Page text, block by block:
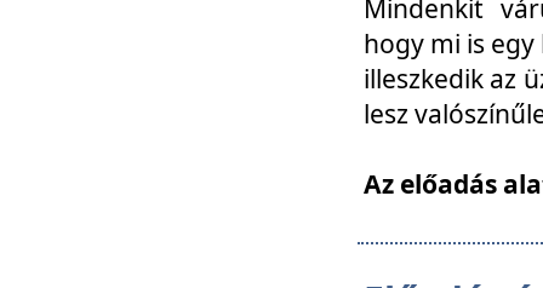
Mindenkit
hogy mi is
illeszkedik az
lesz
Az előadás